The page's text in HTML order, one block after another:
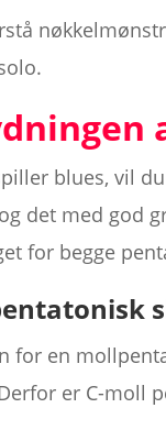
blues, vil
det med god
for begge
for en
er C-moll